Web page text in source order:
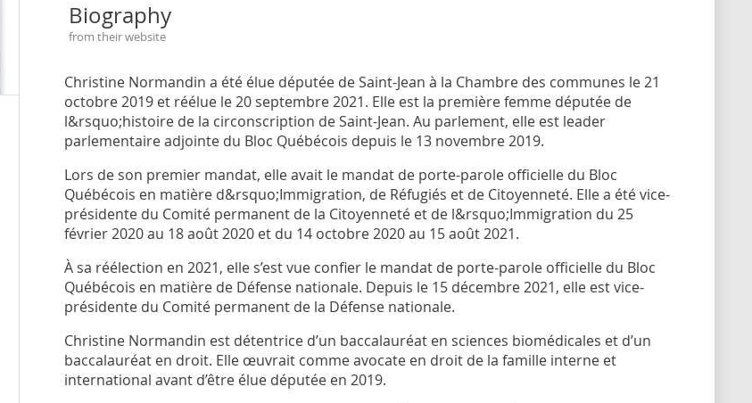
/qui-est-christine-normandin
Biography
from their website
Christine Normandin a été élue députée de Saint-Jean à la Chambre des communes le 21
octobre 2019 et réélue le 20 septembre 2021. Elle est la première femme députée de
l&rsquo;histoire de la circonscription de Saint-Jean. Au parlement, elle est leader
parlementaire adjointe du Bloc Québécois depuis le 13 novembre 2019.
Lors de son premier mandat, elle avait le mandat de porte-parole officielle du Bloc
Québécois en matière d&rsquo;Immigration, de Réfugiés et de Citoyenneté. Elle a été vice-
présidente du Comité permanent de la Citoyenneté et de l&rsquo;Immigration du 25
février 2020 au 18 août 2020 et du 14 octobre 2020 au 15 août 2021.
À sa réélection en 2021, elle s’est vue confier le mandat de porte-parole officielle du Bloc
Québécois en matière de Défense nationale. Depuis le 15 décembre 2021, elle est vice-
présidente du Comité permanent de la Défense nationale.
Christine Normandin est détentrice d’un baccalauréat en sciences biomédicales et d’un
baccalauréat en droit. Elle œuvrait comme avocate en droit de la famille interne et
international avant d’être élue députée en 2019.